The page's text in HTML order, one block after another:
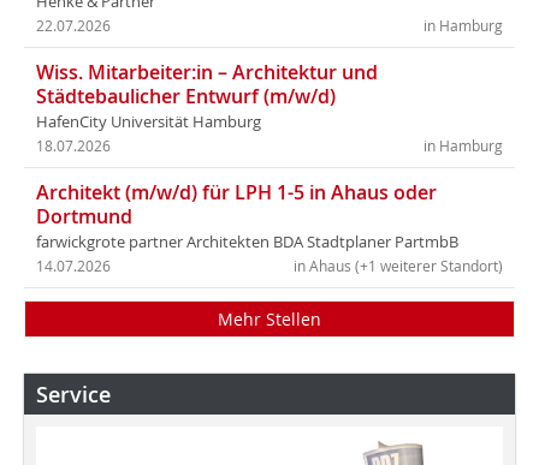
in Hamburg
22.07.2026
Wiss. Mitarbeiter:in – Architektur und
Städtebaulicher Entwurf (m/w/d)
HafenCity Universität Hamburg
in Hamburg
18.07.2026
Architekt (m/w/d) für LPH 1-5 in Ahaus oder
Dortmund
farwickgrote partner Architekten BDA Stadtplaner PartmbB
in Ahaus (+1 weiterer Standort)
14.07.2026
Mehr Stellen
Service